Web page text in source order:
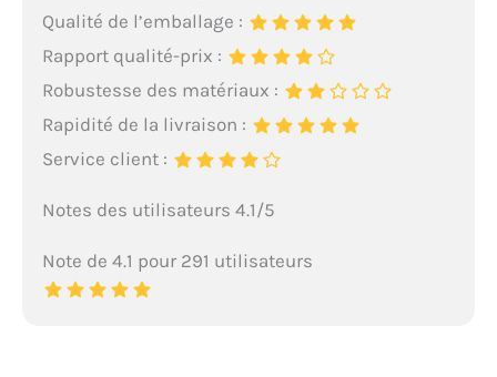
Qualité de l’emballage :
Rapport qualité-prix :
Robustesse des matériaux :
Rapidité de la livraison :
Service client :
Notes des utilisateurs 4.1/5
Note de 4.1 pour 291 utilisateurs